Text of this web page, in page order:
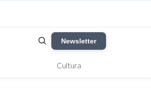
Newsletter
Cultura